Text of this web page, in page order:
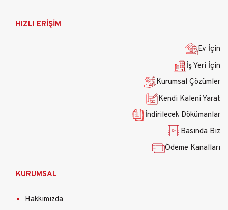
AnaHIZLI ERİŞİM
Ev İçin
İş Yeri İçin
Kurumsal Çözümler
Kendi Kaleni Yarat
İndirilecek Dökümanlar
Basında Biz
Ödeme Kanalları
KURUMSAL
Hakkımızda